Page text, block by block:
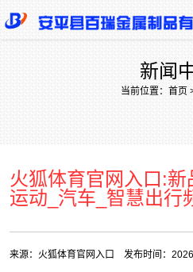
新闻
当前位置： 首页
火狐体育官网入口:新
运动_汽车_智慧出行
来源： 火狐体育官网入口 发布时间：